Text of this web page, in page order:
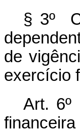
§ 3º
de
exercício
Art. 6º